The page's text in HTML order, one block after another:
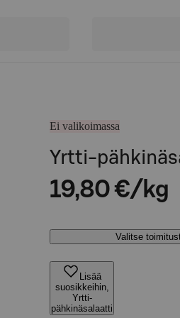
Ei valikoimassa
Yrtti-
19,80 €/kg
Valitse
Lisää
suosikkeihin,
Yrtti-
pähkinäsalaatti